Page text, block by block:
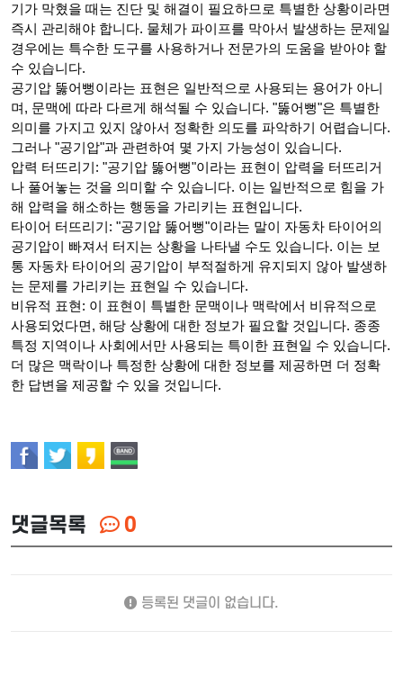
기가 막혔을 때는 진단 및 해결이 필요하므로 특별한 상황이라면
즉시 관리해야 합니다. 물체가 파이프를 막아서 발생하는 문제일
경우에는 특수한 도구를 사용하거나 전문가의 도움을 받아야 할
수 있습니다.
공기압 뚫어뻥이라는 표현은 일반적으로 사용되는 용어가 아니
며, 문맥에 따라 다르게 해석될 수 있습니다. "뚫어뻥"은 특별한
의미를 가지고 있지 않아서 정확한 의도를 파악하기 어렵습니다.
그러나 "공기압"과 관련하여 몇 가지 가능성이 있습니다.
압력 터뜨리기: "공기압 뚫어뻥"이라는 표현이 압력을 터뜨리거
나 풀어놓는 것을 의미할 수 있습니다. 이는 일반적으로 힘을 가
해 압력을 해소하는 행동을 가리키는 표현입니다.
타이어 터뜨리기: "공기압 뚫어뻥"이라는 말이 자동차 타이어의
공기압이 빠져서 터지는 상황을 나타낼 수도 있습니다. 이는 보
통 자동차 타이어의 공기압이 부적절하게 유지되지 않아 발생하
는 문제를 가리키는 표현일 수 있습니다.
비유적 표현: 이 표현이 특별한 문맥이나 맥락에서 비유적으로
사용되었다면, 해당 상황에 대한 정보가 필요할 것입니다. 종종
특정 지역이나 사회에서만 사용되는 특이한 표현일 수 있습니다.
더 많은 맥락이나 특정한 상황에 대한 정보를 제공하면 더 정확
한 답변을 제공할 수 있을 것입니다.
댓글목록 0
등록된 댓글이 없습니다.